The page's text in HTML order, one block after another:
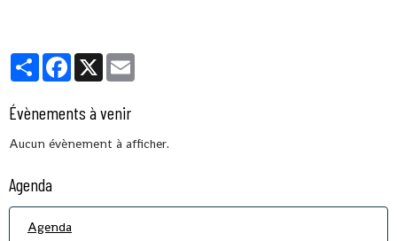
PartagerFacebook
X
Évènements à venir
Aucun évènement à afficher.
Agenda
Agenda